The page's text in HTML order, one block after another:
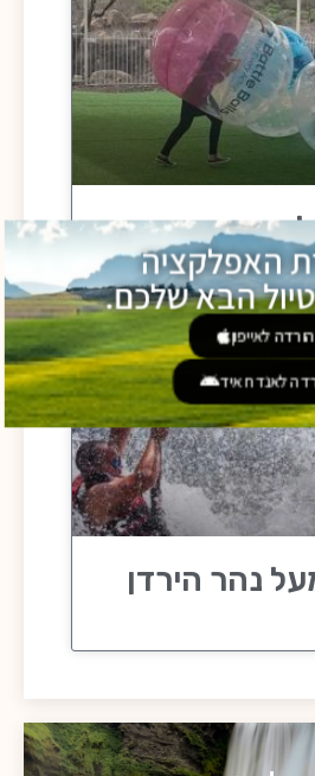
בנהר הירדן
נהר הירדן
האפלקציה
הבא שלכם.
הורדה לאייפון
לאנדרואיד